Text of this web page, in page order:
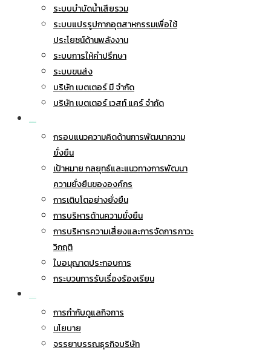
ระบบบำบัดน้ำเสียรวม
ระบบแปรรูปกากอุตสาหกรรมเพื่อใช้
ประโยชน์ด้านพลังงาน
ระบบการให้คำปรึกษา
ระบบขนส่ง
บริษัท เบตเตอร์ มี จำกัด
บริษัท เบตเตอร์ เวสท์ แคร์ จำกัด
กรอบแนวความคิดด้านการพัฒนาความ
ยั่งยืน
เป้าหมาย กลยุทธ์และแนวทางการพัฒนา
ความยั่งยืนขององค์กร
การเติบโตอย่างยั่งยืน
การบริหารด้านความยั่งยืน
การบริหารความเสี่ยงและการจัดการภาวะ
วิกฤติ
ใบอนุญาตประกอบการ
กระบวนการรับเรื่องร้องเรียน
การกำกับดูแลกิจการ
นโยบาย
จรรยาบรรณธุรกิจบริษัท